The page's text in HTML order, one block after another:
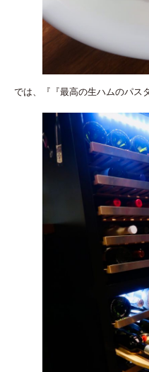
では、『『最高の生ハムのパス